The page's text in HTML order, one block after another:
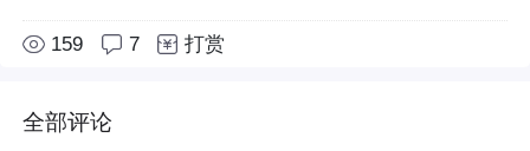
159 7 打赏
全部评论